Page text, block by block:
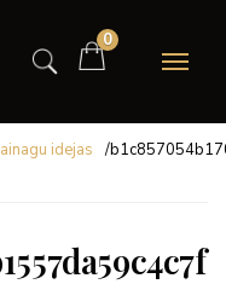
0
idejas /